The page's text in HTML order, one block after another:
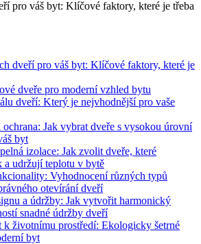
dveří pro váš byt: Klíčové faktory, které je
‌dveře pro moderní vzhled bytu
dveří: Který je​ nejvhodnější pro vaše
ochrana: Jak vybrat dveře s vysokou úrovní
byt
izolace: Jak zvolit dveře, které
udržují ⁣teplotu v bytě
Vyhodnocení různých typů
otevírání dveří
a údržby: Jak vytvořit harmonický
snadné údržby dveří
k ​životnímu prostředí: Ekologicky šetrné
byt